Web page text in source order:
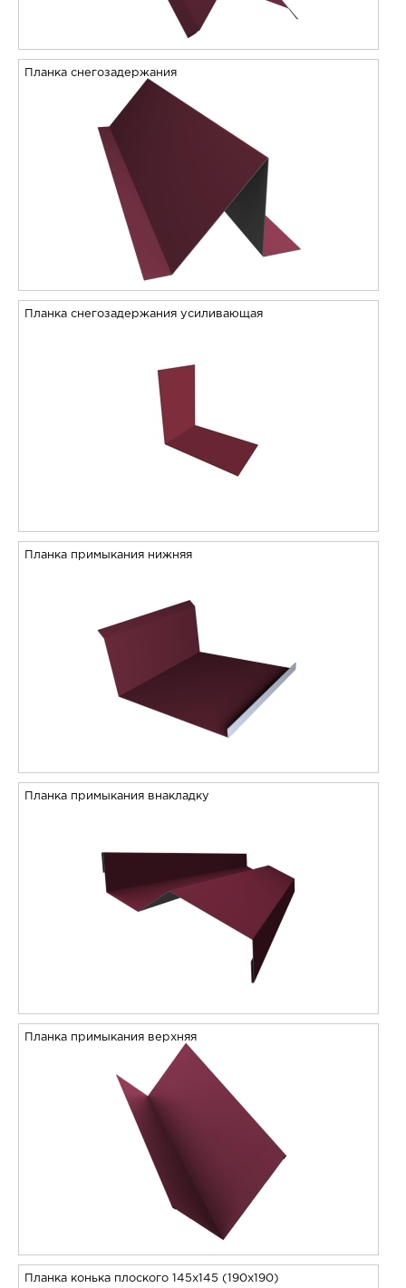
Планка снегозадержания
Планка снегозадержания усиливающая
Планка примыкания нижняя
Планка примыкания внакладку
Планка примыкания верхняя
Планка конька плоского 145х145 (190х190)